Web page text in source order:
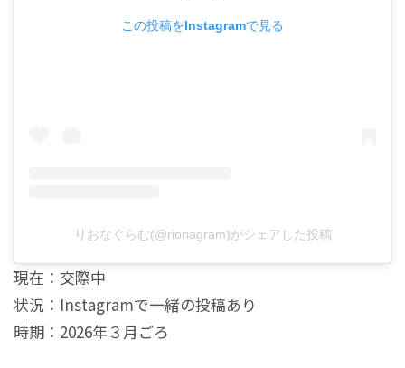
この投稿をInstagramで見る
りおなぐらむ(@rionagram)がシェアした投稿
現在：交際中
状況：Instagramで一緒の投稿あり
時期：2026年３月ごろ